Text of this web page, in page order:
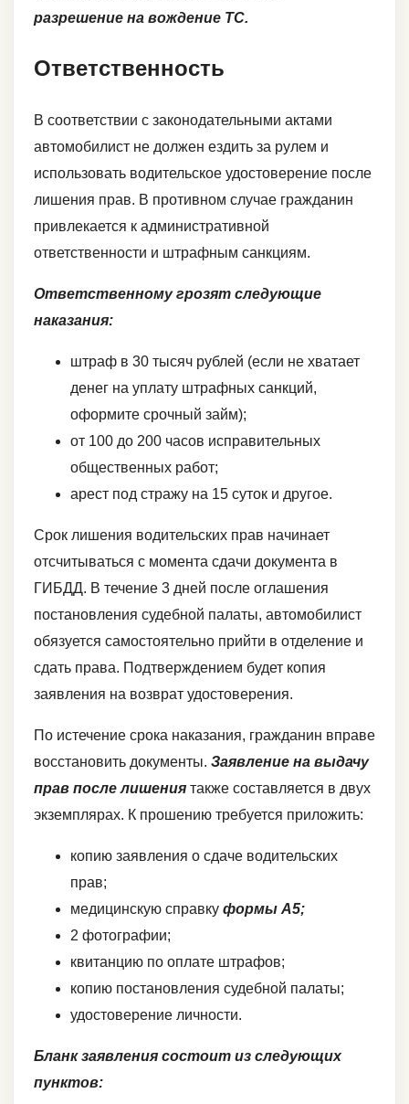
разрешение на вождение ТС.
Ответственность
В соответствии с законодательными актами
автомобилист не должен ездить за рулем и
использовать водительское удостоверение после
лишения прав. В противном случае гражданин
привлекается к административной
ответственности и штрафным санкциям.
Ответственному грозят следующие
наказания:
штраф в 30 тысяч рублей (если не хватает
денег на уплату штрафных санкций,
оформите срочный займ);
от 100 до 200 часов исправительных
общественных работ;
арест под стражу на 15 суток и другое.
Срок лишения водительских прав начинает
отсчитываться с момента сдачи документа в
ГИБДД. В течение 3 дней после оглашения
постановления судебной палаты, автомобилист
обязуется самостоятельно прийти в отделение и
сдать права. Подтверждением будет копия
заявления на возврат удостоверения.
По истечение срока наказания, гражданин вправе
восстановить документы. Заявление на выдачу
прав после лишения также составляется в двух
экземплярах. К прошению требуется приложить:
копию заявления о сдаче водительских
прав;
медицинскую справку формы А5;
2 фотографии;
квитанцию по оплате штрафов;
копию постановления судебной палаты;
удостоверение личности.
Бланк заявления состоит из следующих
пунктов: